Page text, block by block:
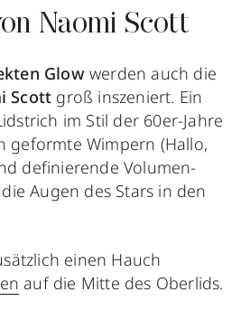
Naomi Scott
Glowwerden auch die
Scott groß inszeniert. Ein
im Stil der 60er-Jahre
geformte Wimpern (Hallo,
definierende Volumen-
Augen des Stars in den
einen Hauch
auf die Mitte des Oberlids.